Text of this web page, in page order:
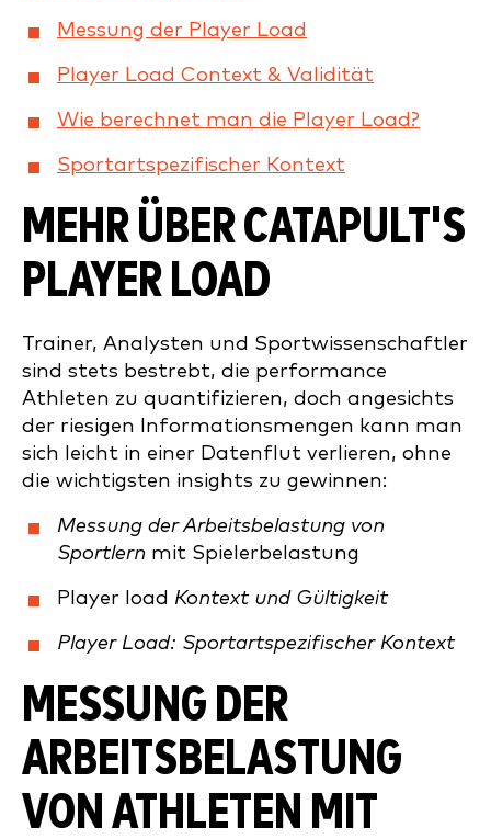
Messung der Player Load
Player Load Context & Validität
Wie berechnet man die Player Load?
Sportartspezifischer Kontext
MEHR ÜBER CATAPULT'S
PLAYER LOAD
Trainer, Analysten und Sportwissenschaftler
sind stets bestrebt, die performance
Athleten zu quantifizieren, doch angesichts
der riesigen Informationsmengen kann man
sich leicht in einer Datenflut verlieren, ohne
die wichtigsten insights zu gewinnen:
Messung der Arbeitsbelastung von
Sportlern mit Spielerbelastung
Player load Kontext und Gültigkeit
Player Load: Sportartspezifischer Kontext
MESSUNG DER
ARBEITSBELASTUNG
VON ATHLETEN MIT